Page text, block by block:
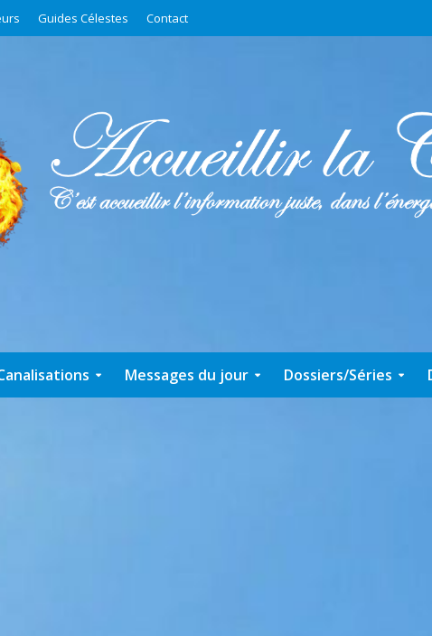
Guides Célestes Contact
Messages du jour Dossiers/Séries